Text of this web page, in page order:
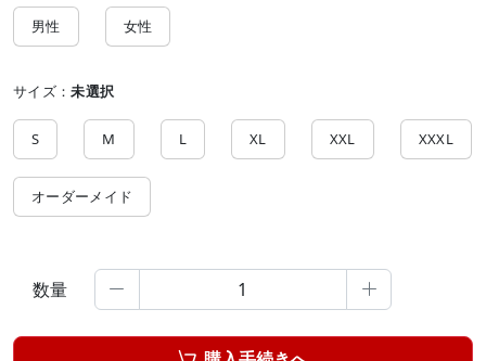
男性 女性
サイズ：未選択
S M L XL XXL XXXL
オーダーメイド
数量  